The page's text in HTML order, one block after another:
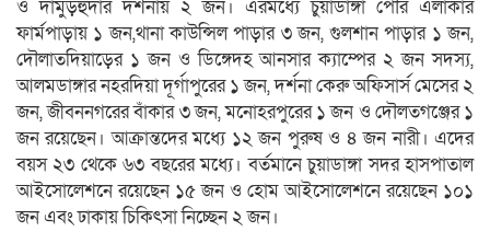
ও দামুড়হুদার দর্শনায় ২ জন। এরমধ্যে চুয়াডাঙ্গা পৌর এলাকার
ফার্মপাড়ায় ১ জন,থানা কাউন্সিল পাড়ার ৩ জন, গুলশান পাড়ার ১ জন,
দৌলাতদিয়াড়ের ১ জন ও ডিঙ্গেদহ আনসার ক্যাম্পের ২ জন সদস্য,
আলমডাঙ্গার নহরদিয়া দূর্গাপুরের ১ জন, দর্শনা কেরু অফিসার্স মেসের ২
জন, জীবননগরের বাঁকার ৩ জন, মনোহরপুরের ১ জন ও দৌলতগঞ্জের ১
জন রয়েছেন। আক্রান্তদের মধ্যে ১২ জন পুরুষ ও ৪ জন নারী। এদের
বয়স ২৩ থেকে ৬৩ বছরের মধ্যে। বর্তমানে চুয়াডাঙ্গা সদর হাসপাতাল
আইসোলেশনে রয়েছেন ১৫ জন ও হোম আইসোলেশনে রয়েছেন ১০১
জন এবং ঢাকায় চিকিৎসা নিচ্ছেন ২ জন।